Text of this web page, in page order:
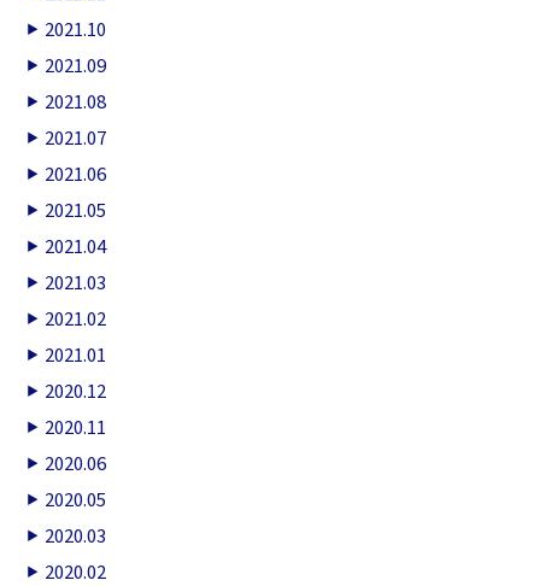
2021.10
2021.09
2021.08
2021.07
2021.06
2021.05
2021.04
2021.03
2021.02
2021.01
2020.12
2020.11
2020.06
2020.05
2020.03
2020.02